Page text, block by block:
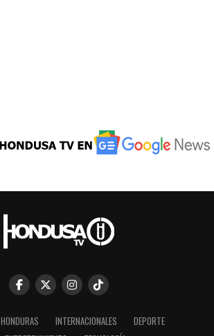
HONDURAS INTERNACIONALES
DEPORTE